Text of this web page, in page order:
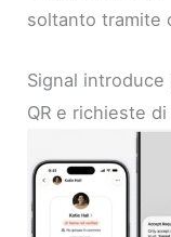
soltanto tramite
Signal
QR e richieste